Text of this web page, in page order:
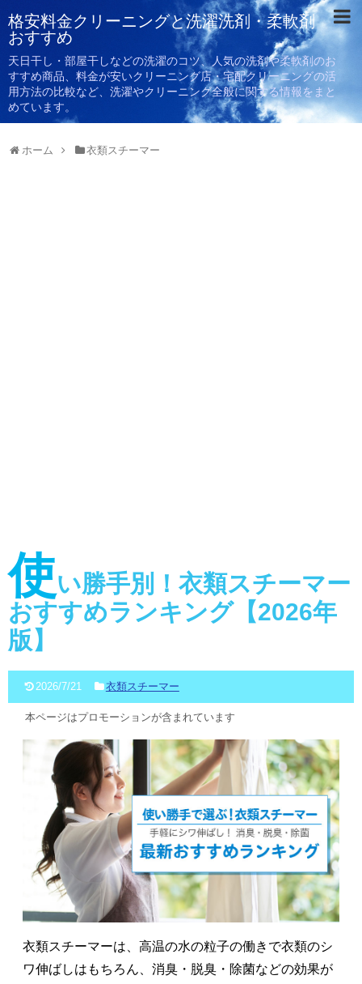
格安料金クリーニングと洗濯洗剤・柔軟剤
おすすめ
天日干し・部屋干しなどの洗濯のコツ、人気の洗剤や柔軟剤のお
すすめ商品、料金が安いクリーニング店・宅配クリーニングの活
用方法の比較など、洗濯やクリーニング全般に関する情報をまと
めています。
ホーム 衣類スチーマー
使い勝手別！衣類スチーマー
おすすめランキング【2026年
版】
2026/7/21 衣類スチーマー
本ページはプロモーションが含まれています
衣類スチーマーは、高温の水の粒子の働きで衣類のシ
ワ伸ばしはもちろん、消臭・脱臭・除菌などの効果が